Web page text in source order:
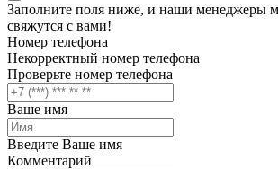
Заполните поля ниже, и наши менеджеры
свяжутся с вами!
Номер телефона
Некорректный номер телефона
Проверьте номер телефона
Ваше имя
Введите Ваше имя
Комментарий